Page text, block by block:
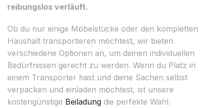
reibungslos verläuft.
Ob du nur einige Möbelstücke oder den kompletten
Haushalt transportieren möchtest, wir bieten
verschiedene Optionen an, um deinen individuellen
Bedürfnissen gerecht zu werden. Wenn du Platz in
einem Transporter hast und deine Sachen selbst
verpacken und einladen möchtest, ist unsere
kostengünstige Beiladung die perfekte Wahl.